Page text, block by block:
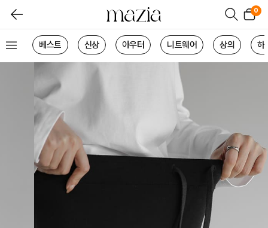
0
베스트 신상 아우터 니트웨어 상의 하